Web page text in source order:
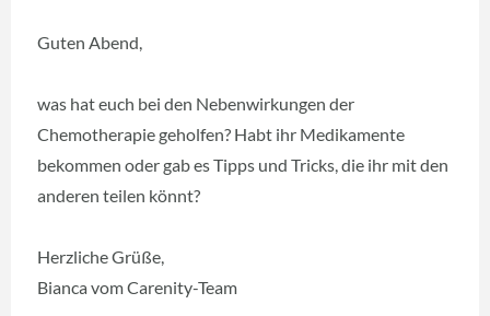
Guten Abend,
was hat euch bei den Nebenwirkungen der
Chemotherapie geholfen? Habt ihr Medikamente
bekommen oder gab es Tipps und Tricks, die ihr mit den
anderen teilen könnt?
Herzliche Grüße,
Bianca vom Carenity-Team